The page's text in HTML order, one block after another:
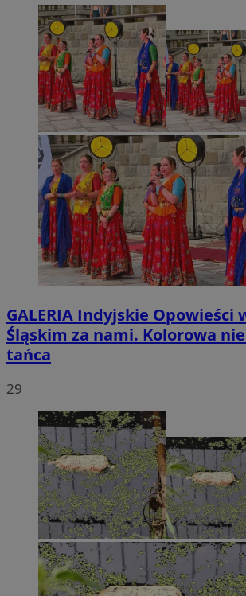
GALERIA Indyjskie Opowieści
Śląskim za nami. Kolorowa
tańca
29